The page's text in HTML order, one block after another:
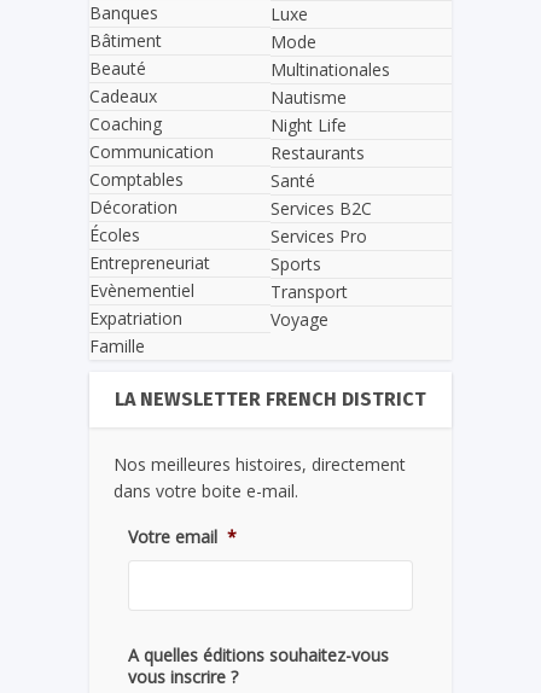
Banques
Bâtiment
Beauté
Cadeaux
Coaching
Communication
Comptables
Décoration
Écoles
Entrepreneuriat
Evènementiel
Expatriation
Famille
Luxe
Mode
Multinationales
Nautisme
Night Life
Restaurants
Santé
Services B2C
Services Pro
Sports
Transport
Voyage
LA NEWSLETTER FRENCH DISTRICT
Nos meilleures histoires, directement
dans votre boite e-mail.
Votre email *
A quelles éditions souhaitez-vous
vous inscrire ?